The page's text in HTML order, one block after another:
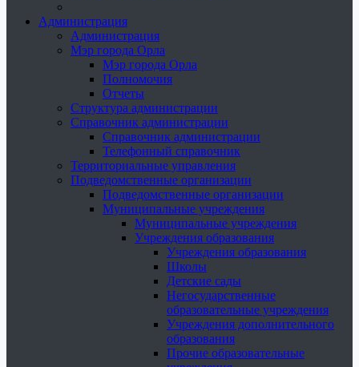
Администрация
Администрация
Мэр города Орла
Мэр города Орла
Полномочия
Отчеты
Структура администрации
Справочник администрации
Справочник администрации
Телефонный справочник
Территориальные управления
Подведомственные организации
Подведомственные организации
Муниципальные учреждения
Муниципальные учреждения
Учреждения образования
Учреждения образования
Школы
Детские сады
Негосударственные
образовательные учреждения
Учреждения дополнительного
образования
Прочие образовательные